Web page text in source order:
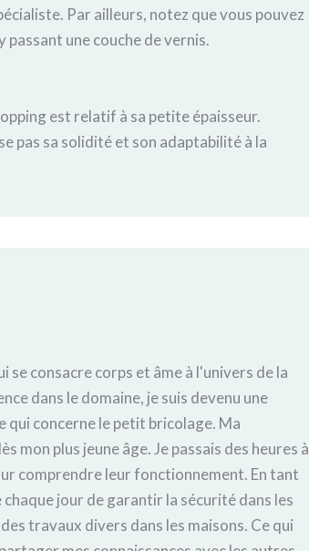
Par ailleurs, notez que vous pouvez
une couche de vernis.
est relatif à sa petite épaisseur.
pas sa solidité et son adaptabilité à la
se consacre corps et âme à l'univers de la
dans le domaine, je suis devenu une
concerne le petit bricolage. Ma
mon plus jeune âge. Je passais des heures à
comprendre leur fonctionnement. En tant
jour de garantir la sécurité dans les
travaux divers dans les maisons. Ce qui